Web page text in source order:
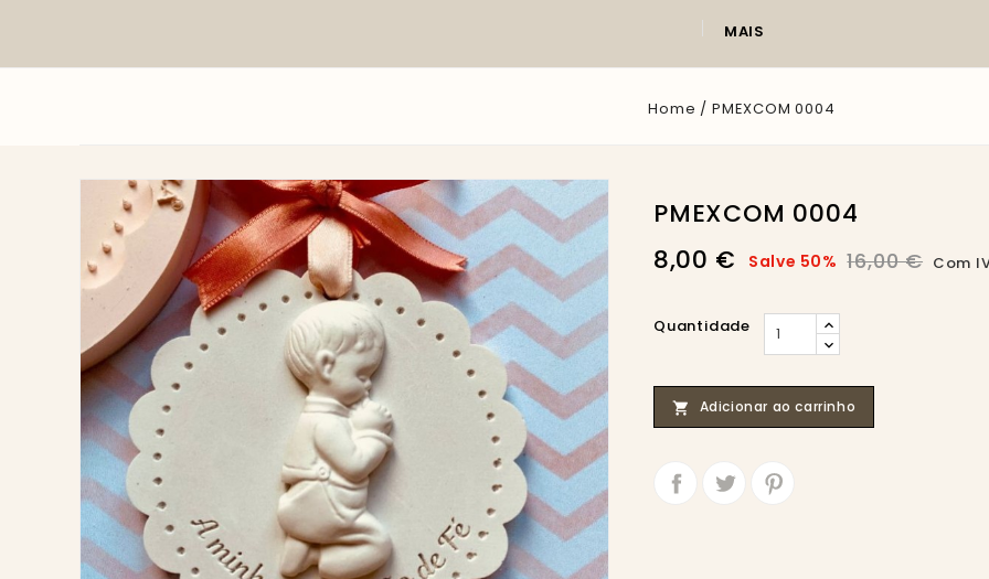
MAIS
Home PMEXCOM 0004
PMEXCOM 0004
8,00 €
Salve 50% 16,00 € Com
Quantidade
 Adicionar ao carrinho